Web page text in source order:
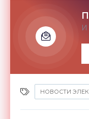
И
НОВОСТИ